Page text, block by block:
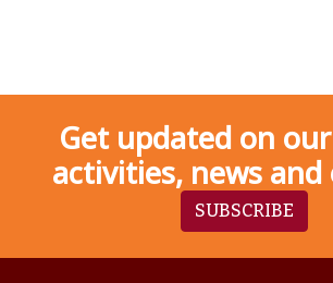
Get updated on
activities, news and
SUBSCRIBE